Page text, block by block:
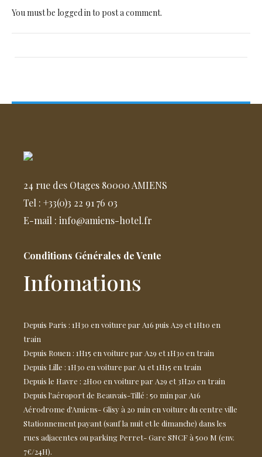
You must be logged into post a comment.
24 rue des Otages 80000 AMIENS
Tel : +33(0)3 22 91 76 03
E-mail : info@amiens-hotel.fr
Conditions Générales de Vente
Infomations
Depuis Paris : 1H30 en voiture par A16 puis A29 et 1H10 en
train
Depuis Rouen : 1H15 en voiture par A29 et 1H30 en train
Depuis Lille : 1H30 en voiture par A1 et 1H15 en train
Depuis le Havre : 2H00 en voiture par A29 et 3H20 en train
Depuis l'aéroport de Beauvais-Tillé : 50 min par A16
Aérodrome d'Amiens- Glisy à 20 min en voiture du centre ville
Stationnement payant (sauf la nuit et le dimanche) dans les
rues adjacentes ou parking Perret- Gare SNCF à 500 M (env.
7€/24H).